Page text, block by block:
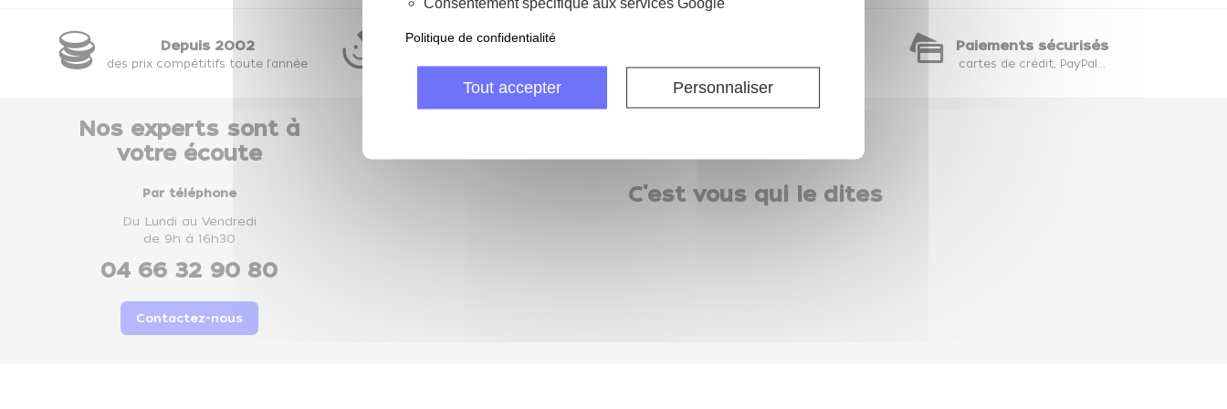
Tout accepter Personnaliser
Politique de confidentialité
Depuis 2002
des prix compétitifs toute l'année
28 jours pour échanger
ou retourner ma commande
Paiements sécurisés
cartes de crédit, PayPal...
Nos experts sont à
votre écoute
Par téléphone
Du Lundi au Vendredi
de 9h à 16h30
04 66 32 90 80
Contactez-nous
C'est vous qui le dites